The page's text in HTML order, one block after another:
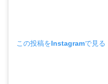
この投稿をInstagramで見る